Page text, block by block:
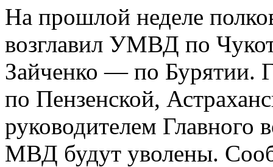
На прошлой неделе
возглавил УМВД по
Зайченко — по Бурятии.
по Пензенской,
руководителем Главного
МВД будут уволены.